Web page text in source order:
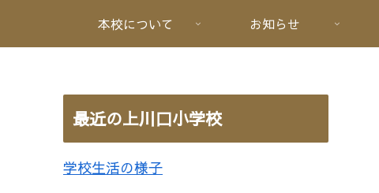
本校について お知らせ
最近の上川口小学校
学校生活の様子